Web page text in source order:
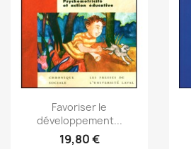
Aperçu rapide
Favoriser le
développement...
19,80 €